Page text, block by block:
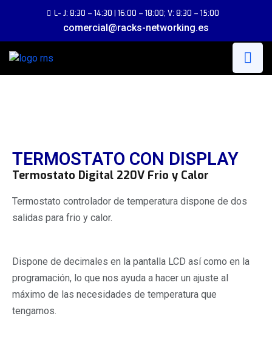
L- J: 8:30 – 14:30 | 16:00 – 18:00; V: 8:30 – 15:00
comercial@racks-networking.es
TERMOSTATO CON DISPLAY
Termostato Digital 220V Frio y Calor
Termostato controlador de temperatura dispone de dos
salidas para frio y calor.
Dispone de decimales en la pantalla LCD así como en la
programación, lo que nos ayuda a hacer un ajuste al
máximo de las necesidades de temperatura que
tengamos.